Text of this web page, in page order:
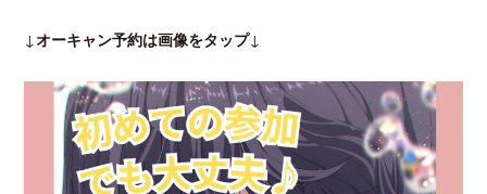
↓オーキャン予約は画像をタップ↓